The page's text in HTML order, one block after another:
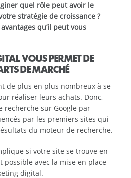
quel rôle peut avoir le
stratégie de croissance ?
qu’il peut vous
VOUS PERMET DE
DE MARCHÉ
de plus en plus nombreux à se
réaliser leurs achats. Donc,
recherche sur Google par
par les premiers sites qui
du moteur de recherche.
si votre site se trouve en
possible avec la mise en place
digital.